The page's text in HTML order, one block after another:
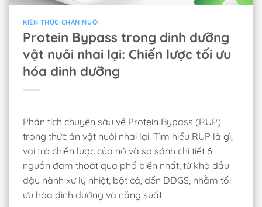
KIẾN THỨC CHĂN NUÔI
Protein Bypass trong dinh dưỡng
vật nuôi nhai lại: Chiến lược tối ưu
hóa dinh dưỡng
Phân tích chuyên sâu về Protein Bypass (RUP)
trong thức ăn vật nuôi nhai lại. Tìm hiểu RUP là gì,
vai trò chiến lược của nó và so sánh chi tiết 6
nguồn đạm thoát qua phổ biến nhất, từ khô dầu
đậu nành xử lý nhiệt, bột cá, đến DDGS, nhằm tối
ưu hóa dinh dưỡng và năng suất.